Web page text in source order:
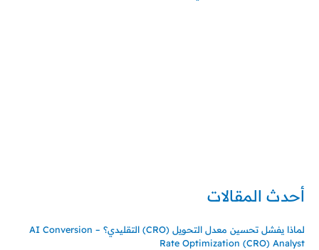
أحدث المقالات
لماذا يفشل تحسين معدل التحويل (CRO) التقليدي؟ – AI Conversion
Rate Optimization (CRO) Analyst